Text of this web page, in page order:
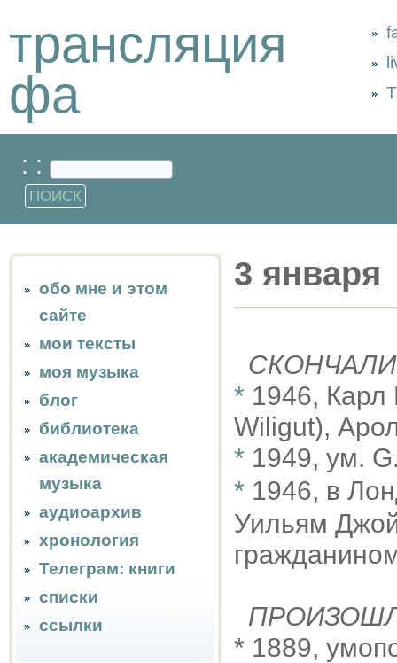
трансляция
фа
: :
обо мне и этом
сайте
мои тексты
моя музыка
блог
библиотека
академическая
музыка
аудиоархив
хронология
Телеграм: книги
списки
ссылки
3 января
* 1946, Карл
Wiligut),
* 1949, ум.
* 1946, в
Уильям
* 1889,